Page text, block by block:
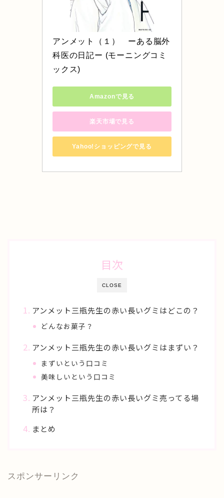
アンメット（１）　ーある脳外
科医の日記ー (モーニングコミ
ックス)
Amazonで見る
楽天市場で見る
Yahoo!ショッピングで見る
CLOSE
目次
アンメット三瓶先生の赤い長いグミはどこの？
どんなお菓子？
アンメット三瓶先生の赤い長いグミはまずい？
まずいという口コミ
美味しいという口コミ
アンメット三瓶先生の赤い長いグミ売ってる場
所は？
まとめ
スポンサーリンク